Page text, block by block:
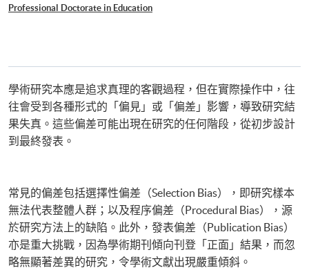
Professional Doctorate in Education
學術研究本應是追求真理的客觀過程，但在實際操作中，往
往會受到各種形式的「偏見」或「偏差」影響，導致研究結
果失真。這些偏差可能出現在研究的任何階段，從初步設計
到最終發表。
常見的偏差包括選擇性偏差（Selection Bias），即研究樣本
無法代表整體人群；以及程序偏差（Procedural Bias），源
於研究方法上的缺陷。此外，發表偏差（Publication Bias）
亦是重大挑戰，因為學術期刊傾向刊登「正面」結果，而忽
略無顯著差異的研究，令學術文獻出現嚴重傾斜。